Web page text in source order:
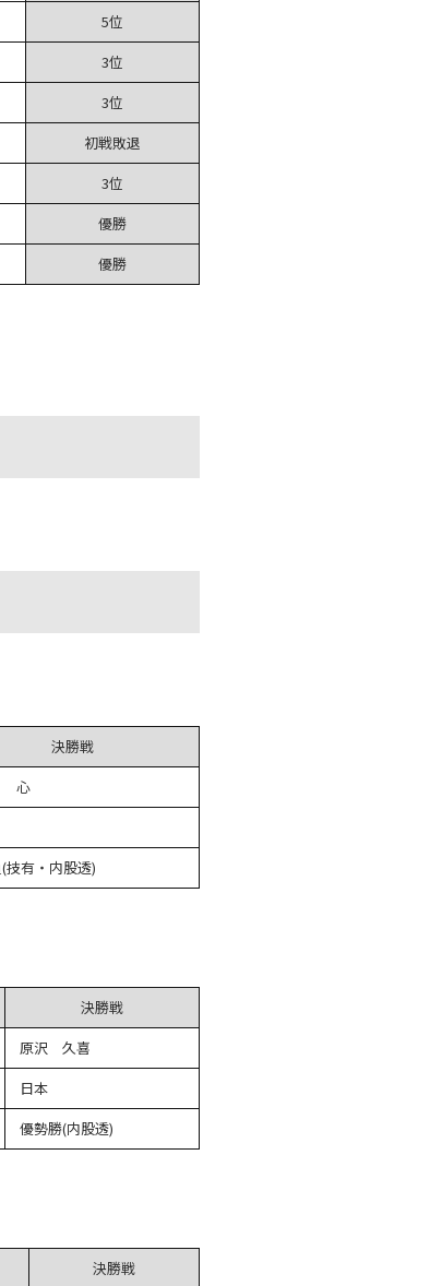
5位
3位
3位
初戦敗退
3位
優勝
優勝
決勝戦
心
技有・内股透)
決勝戦
原沢 久喜
日本
優勢勝(内股透)
決勝戦